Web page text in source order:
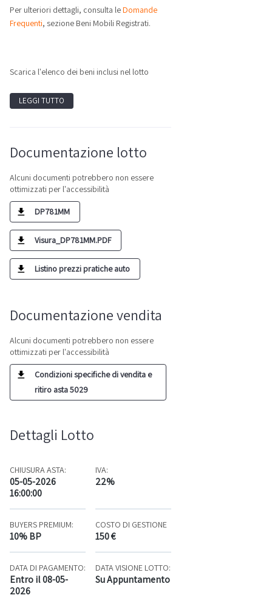
Per ulteriori dettagli, consulta leDomande
Frequenti, sezione Beni Mobili Registrati.
Scarica l'elenco dei beni inclusi nel lotto
LEGGI TUTTO
Documentazione lotto
Alcuni documenti potrebbero non essere
ottimizzati per l'accessibilità
DP781MM
Visura_DP781MM.PDF
Listino prezzi pratiche auto
Documentazione vendita
Alcuni documenti potrebbero non essere
ottimizzati per l'accessibilità
Condizioni specifiche di vendita e
ritiro asta 5029
Dettagli Lotto
CHIUSURA ASTA:
05-05-2026
16:00:00
IVA:
22%
BUYERS PREMIUM:
10% BP
COSTO DI GESTIONE
150 €
DATA DI PAGAMENTO:
Entro il 08-05-
2026
DATA VISIONE LOTTO:
Su Appuntamento